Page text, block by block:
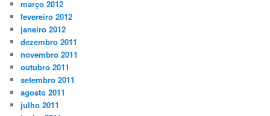
março 2012
fevereiro 2012
janeiro 2012
dezembro 2011
novembro 2011
outubro 2011
setembro 2011
agosto 2011
julho 2011